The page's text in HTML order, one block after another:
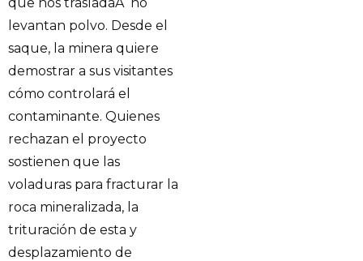
levantan polvo. Desde el
saque, la minera quiere
demostrar a sus visitantes
cómo controlará el
contaminante. Quienes
rechazan el proyecto
sostienen que las
voladuras para fracturar la
roca mineralizada, la
trituración de esta y
desplazamiento de